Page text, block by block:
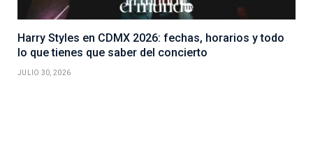
Harry Styles en CDMX 2026: fechas, horarios y todo
lo que tienes que saber del concierto
JULIO 30, 2026